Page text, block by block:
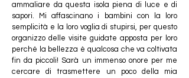
ammaliare da questa isola piena di luce e di
sapori. Mi affascinano i bambini con la loro
semplicità e la loro voglia di stupirsi, per questo
organizzo delle visite guidate apposta per loro
perché la bellezza è qualcosa che va coltivata
fin da piccoli! Sarà un immenso onore per me
cercare di trasmettere un poco della mia